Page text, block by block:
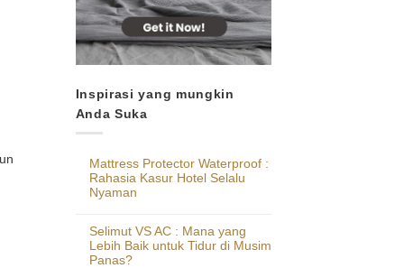
Inspirasi yang mungkin
Anda Suka
Mattress Protector Waterproof :
Rahasia Kasur Hotel Selalu
Nyaman
Selimut VS AC : Mana yang
Lebih Baik untuk Tidur di Musim
Panas?